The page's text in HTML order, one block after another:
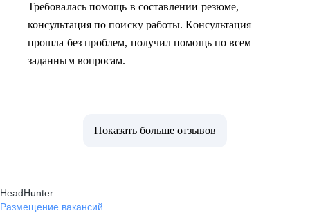
Требовалась помощь в составлении резюме,
консультация по поиску работы. Консультация
прошла без проблем, получил помощь по всем
заданным вопросам.
Показать больше отзывов
HeadHunter
Размещение вакансий